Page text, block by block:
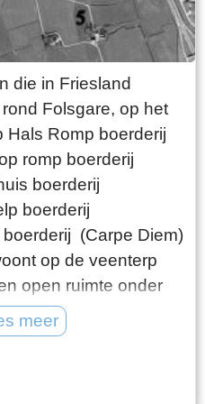
die in Friesland
Folsgare, op het
Hals Romp boerderij
romp boerderij
boerderij
boerderij
(Carpe Diem)
op de veenterp
open ruimte onder
van de boerderij gaat
boer gescheiden
meer